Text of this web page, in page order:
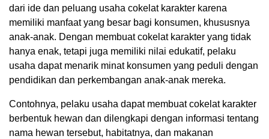
dari ide dan peluang usaha cokelat karakter karena
memiliki manfaat yang besar bagi konsumen, khususnya
anak-anak. Dengan membuat cokelat karakter yang tidak
hanya enak, tetapi juga memiliki nilai edukatif, pelaku
usaha dapat menarik minat konsumen yang peduli dengan
pendidikan dan perkembangan anak-anak mereka.
Contohnya, pelaku usaha dapat membuat cokelat karakter
berbentuk hewan dan dilengkapi dengan informasi tentang
nama hewan tersebut, habitatnya, dan makanan